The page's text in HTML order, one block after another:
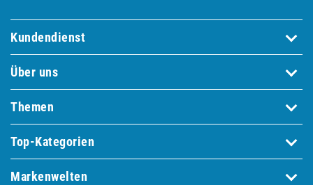
Kundendienst
Über uns
Themen
Top-Kategorien
Markenwelten